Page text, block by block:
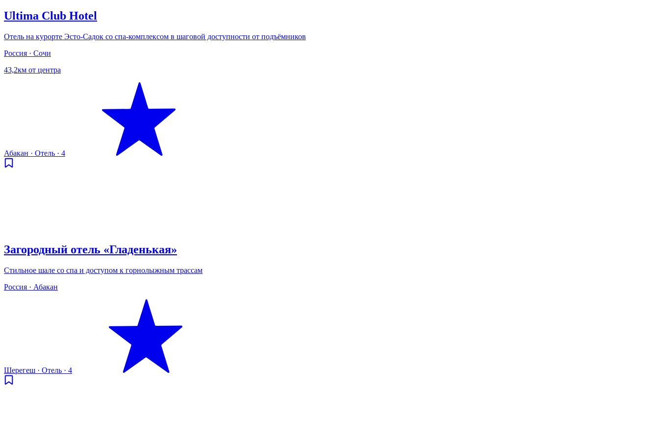
Ultima Club Hotel
Отель на курорте Эсто-Садок со спа-комплексом в шаговой доступности от подъёмников
Россия · Сочи
43,2км от центра
Абакан · Отель · 4
Загородный отель «Гладенькая»
Стильное шале со спа и доступом к горнолыжным трассам
Россия · Абакан
Шерегеш · Отель · 4